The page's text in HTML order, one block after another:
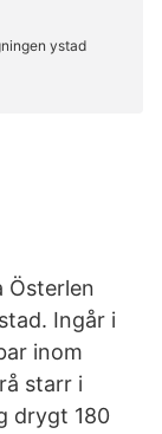
Österlen
Ingår i
inom
starr i
drygt 180